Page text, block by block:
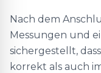
Nach dem
Messungen und
sichergestellt,
korrekt als auch